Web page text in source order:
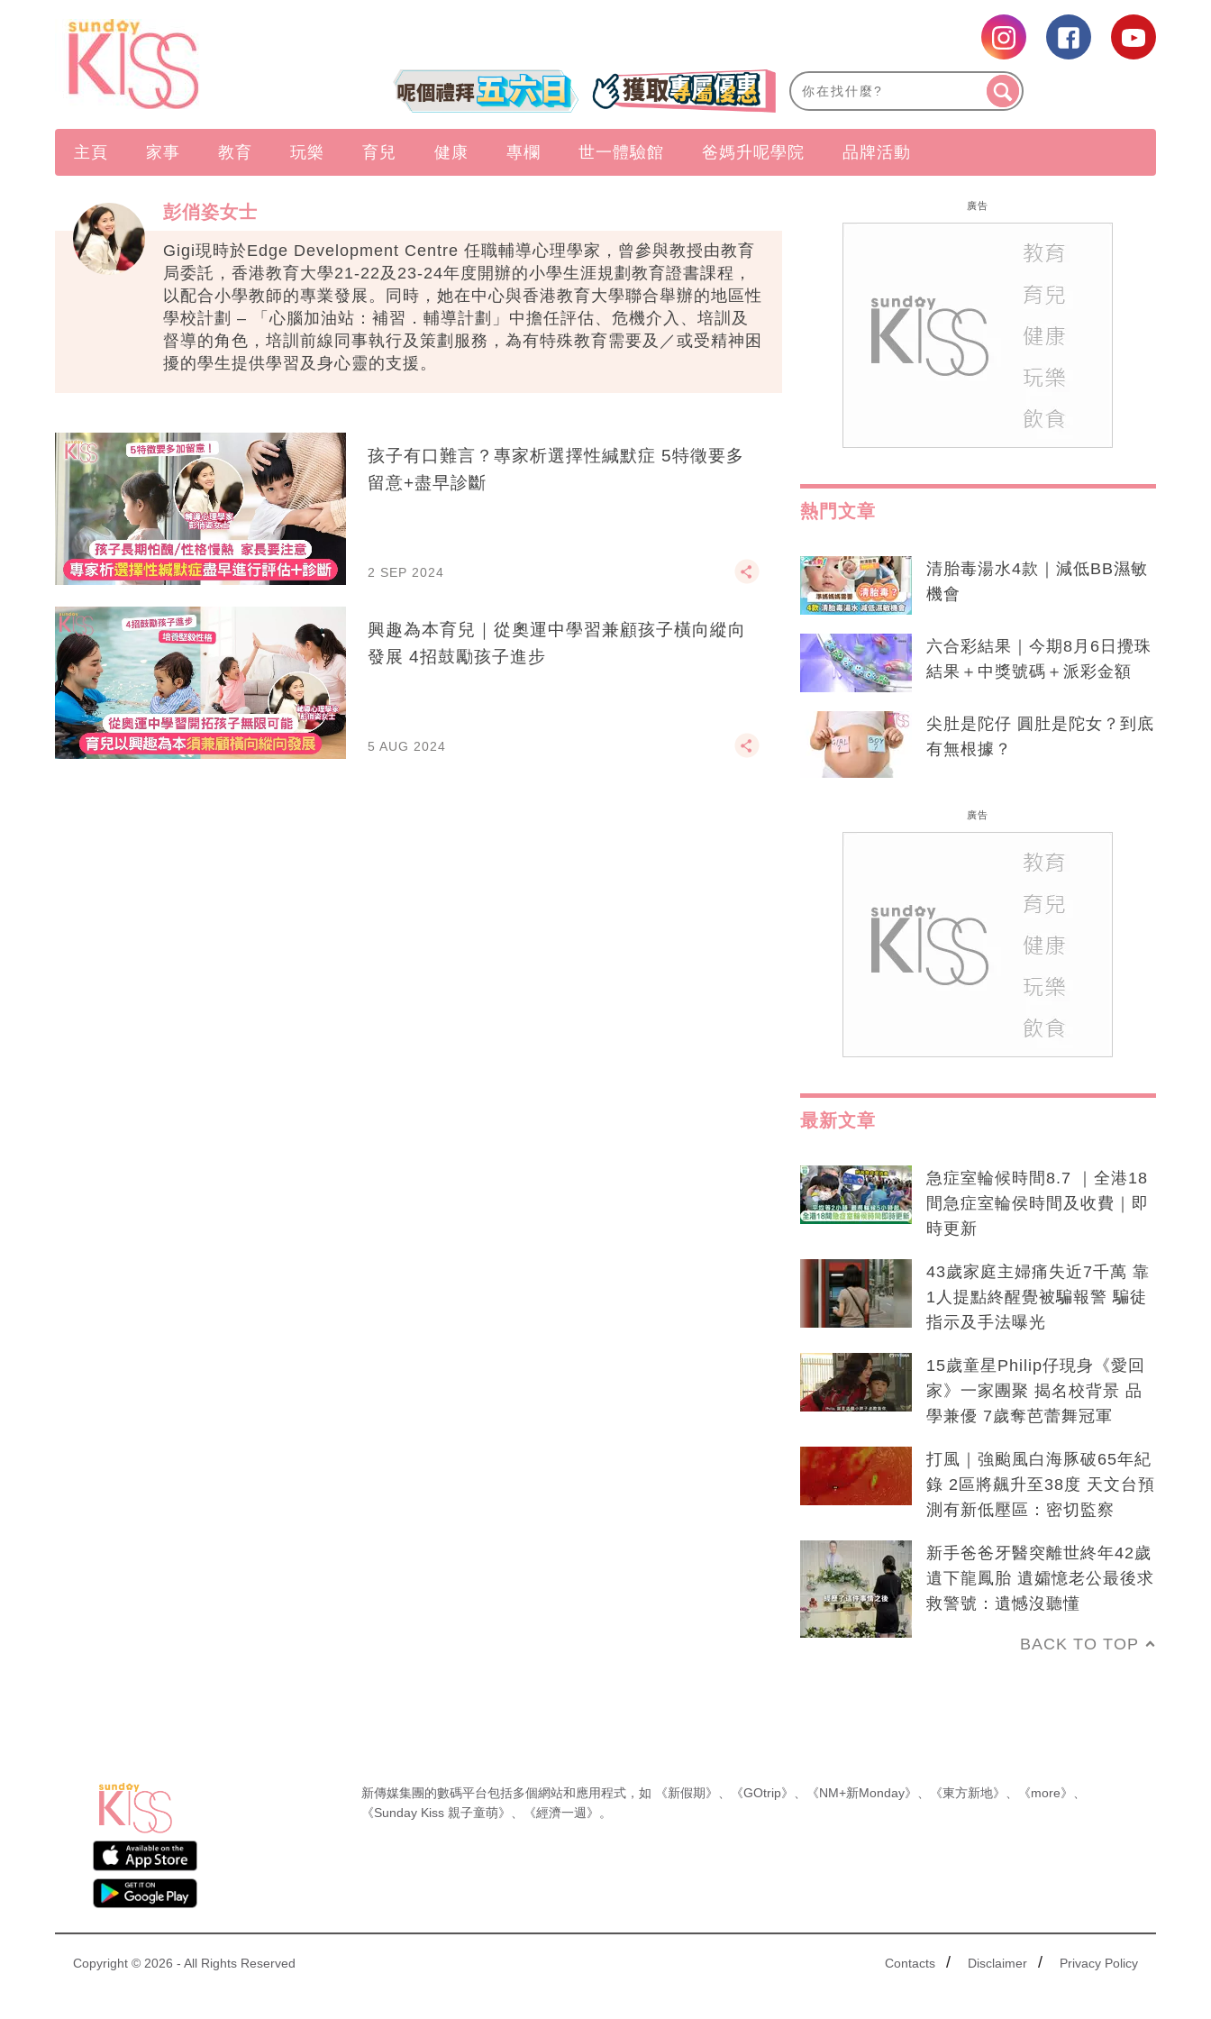
主頁 家事 教育 玩樂 育兒 健康 專欄 世一體驗館 爸媽升呢學院 品牌活動
彭俏姿女士
Gigi現時於Edge Development Centre 任職輔導心理學家，曾參與教授由教育
局委託，香港教育大學21-22及23-24年度開辦的小學生涯規劃教育證書課程，
以配合小學教師的專業發展。同時，她在中心與香港教育大學聯合舉辦的地區性
學校計劃 – 「心腦加油站：補習．輔導計劃」中擔任評估、危機介入、培訓及
督導的角色，培訓前線同事執行及策劃服務，為有特殊教育需要及／或受精神困
擾的學生提供學習及身心靈的支援。
孩子有口難言？專家析選擇性緘默症 5特徵要多
留意+盡早診斷
2 SEP 2024
興趣為本育兒｜從奧運中學習兼顧孩子橫向縱向
發展 4招鼓勵孩子進步
5 AUG 2024
廣告
熱門文章
清胎毒湯水4款｜減低BB濕敏
機會
六合彩結果｜今期8月6日攪珠
結果＋中獎號碼＋派彩金額
尖肚是陀仔 圓肚是陀女？到底
有無根據？
廣告
最新文章
急症室輪候時間8.7 ｜全港18
間急症室輪侯時間及收費｜即
時更新
43歲家庭主婦痛失近7千萬 靠
1人提點終醒覺被騙報警 騙徒
指示及手法曝光
15歲童星Philip仔現身《愛回
家》一家團聚 揭名校背景 品
學兼優 7歲奪芭蕾舞冠軍
打風｜強颱風白海豚破65年紀
錄 2區將飆升至38度 天文台預
測有新低壓區：密切監察
新手爸爸牙醫突離世終年42歲
遺下龍鳳胎 遺孀憶老公最後求
救警號：遺憾沒聽懂
BACK TO TOP
新傳媒集團的數碼平台包括多個網站和應用程式，如 《新假期》 《GOtrip》 《NM+新Monday》 《東方新地》 《more》
《Sunday Kiss 親子童萌》
《經濟一週》 。
Contacts / Disclaimer / Privacy Policy
Copyright © 2026 - All Rights Reserved